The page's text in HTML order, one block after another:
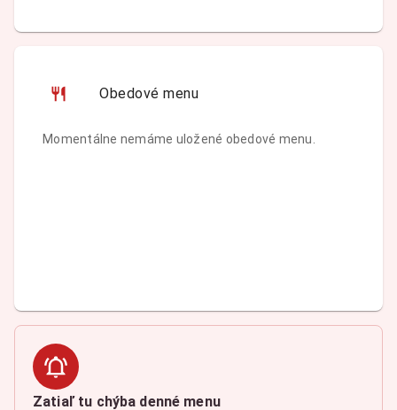
Obedové menu
Momentálne nemáme uložené obedové menu.
Zatiaľ tu chýba denné menu